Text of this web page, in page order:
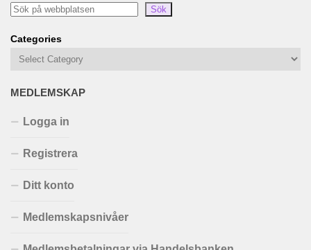
Sök
Categories
MEDLEMSKAP
Logga in
Registrera
Ditt konto
Medlemskapsnivåer